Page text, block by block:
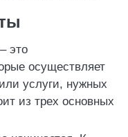
это
осуществляет
услуги, нужных
из трех основных